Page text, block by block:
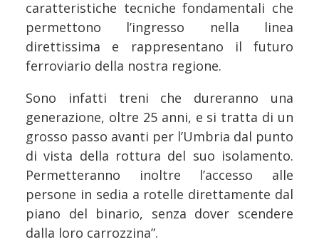
caratteristiche tecniche fondamentali che
permettono l’ingresso nella linea
direttissima e rappresentano il futuro
ferroviario della nostra regione.
Sono infatti treni che dureranno una
generazione, oltre 25 anni, e si tratta di un
grosso passo avanti per l’Umbria dal punto
di vista della rottura del suo isolamento.
Permetteranno inoltre l’accesso alle
persone in sedia a rotelle direttamente dal
piano del binario, senza dover scendere
dalla loro carrozzina”.